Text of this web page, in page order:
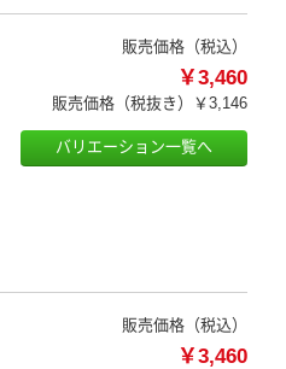
販売価格（税込）
￥3,460
販売価格（税抜き） ￥3,146
バリエーション一覧へ
販売価格（税込）
￥3,460